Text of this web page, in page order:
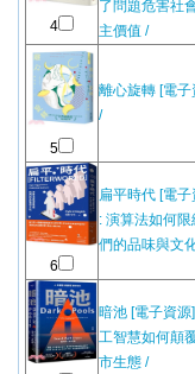
4
了問題危害社
主價值 /
5
離心旋轉 [電子
/
6
扁平時代 [電子
: 演算法如何限
們的品味與文
暗池 [電子資源
工智慧如何顛
市生態 /